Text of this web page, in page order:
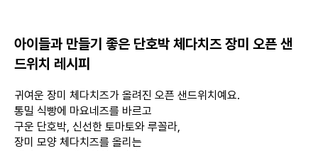
아이들과 만들기 좋은 단호박 체다치즈 장미 오픈 샌
드위치 레시피
귀여운 장미 체다치즈가 올려진 오픈 샌드위치예요.
통밀 식빵에 마요네즈를 바르고
구운 단호박, 신선한 토마토와 루꼴라,
장미 모양 체다치즈를 올리는